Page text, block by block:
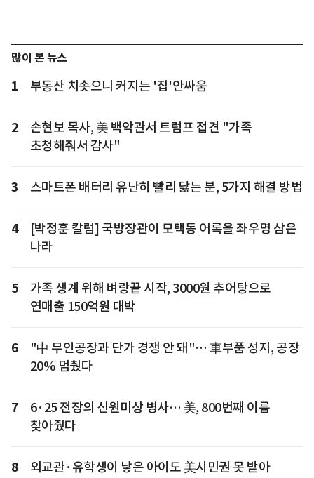
많이 본 뉴스
1 부동산 치솟으니 커지는 '집'안싸움
2
손현보 목사, 美 백악관서 트럼프 접견 "가족
초청해줘서 감사"
3 스마트폰 배터리 유난히 빨리 닳는 분, 5가지 해결 방법
4
[박정훈 칼럼] 국방장관이 모택동 어록을 좌우명 삼은
나라
5
가족 생계 위해 벼랑끝 시작, 3000원 추어탕으로
연매출 150억원 대박
6
"中 무인공장과 단가 경쟁 안 돼"… 車부품 성지, 공장
20% 멈췄다
7
6·25 전장의 신원미상 병사… 美, 800번째 이름
찾아줬다
8 외교관·유학생이 낳은 아이도 美시민권 못 받아